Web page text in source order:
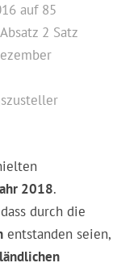
auf 85
2 Satz
2018.
durch die
entstanden seien,